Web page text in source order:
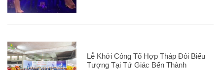
Lễ Khởi Công Tổ Hợp Tháp Đôi Biểu
Tượng Tại Tứ Giác Bến Thành